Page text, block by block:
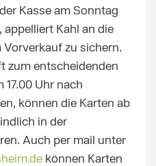
Kasse am Sonntag
Kahl an die
Vorverkauf zu sichern.
zum entscheidenden
17.00 Uhr nach
können die Karten ab
in der
Auch per mail unter
können Karten